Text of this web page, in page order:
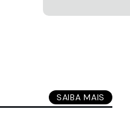
SAIBA MAIS